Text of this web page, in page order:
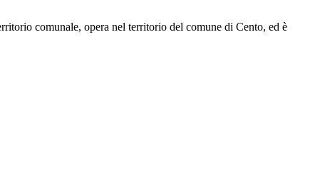
comunale, opera nel territorio del comune di Cento, ed è